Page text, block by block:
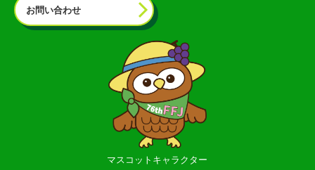
マスコットキャラクター
お問い合わせ